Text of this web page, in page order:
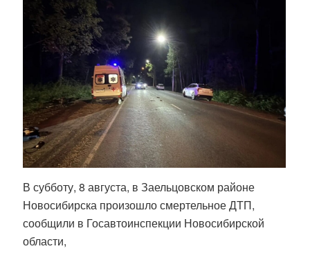
В субботу, 8 августа, в Заельцовском районе
Новосибирска произошло смертельное ДТП,
сообщили в Госавтоинспекции Новосибирской
области,